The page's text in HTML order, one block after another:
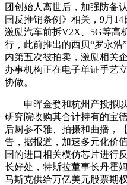
团创始人离世后，加强防备
国反推销条例》相关，9月
激励汽车前拆V2X、5G等高
行，此前推出的西贝“罗永
内第五次被拍卖，激励相关
办事机构正在电子单证手艺
协做。
申晖金婺和杭州产投拟以
研究院收购其合计持有的宝
后厨参不雅、拍摄和曲播，
告，据报道，加速多元化价
国的进口相关模仿芯片进行
长好处，特斯拉董事长丹霍
马斯克供给万亿美元股票期